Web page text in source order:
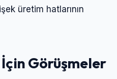
üretim hatlarının
İçin Görüşmeler